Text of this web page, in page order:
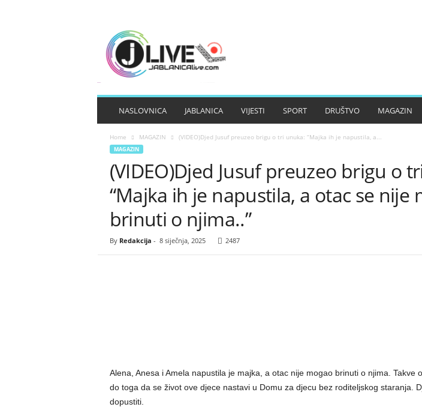
NASLOVNICA JABLANICA VIJESTI SPORT DRUŠTVO MAGAZIN
Home MAGAZIN (VIDEO)Djed Jusuf preuzeo brigu o tri unuka: “Majka ih je napustila, a...
MAGAZIN
(VIDEO)Djed Jusuf preuzeo brigu o
“Majka ih je napustila, a otac se nije
brinuti o njima..”
By Redakcija - 8 siječnja, 2025 2487
Alena, Anesa i Amela napustila je majka, a otac nije mogao brinuti o njima. Takve
do toga da se život ove djece nastavi u Domu za djecu bez roditeljskog staranja.
dopustiti.